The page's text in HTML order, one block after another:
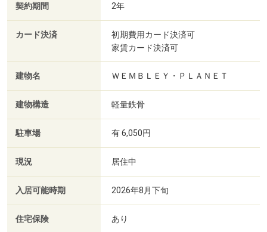
契約期間 2年
カード決済
初期費用カード決済可
家賃カード決済可
建物名 ＷＥＭＢＬＥＹ・ＰＬＡＮＥＴ
建物構造 軽量鉄骨
駐車場 有 6,050円
現況 居住中
入居可能時期 2026年8月下旬
住宅保険 あり